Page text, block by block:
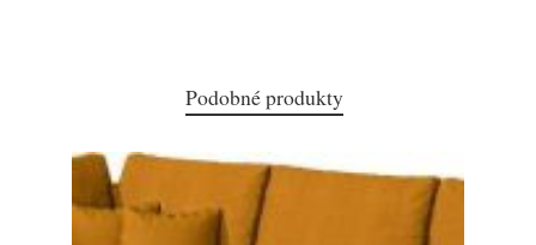
Podobné produkty